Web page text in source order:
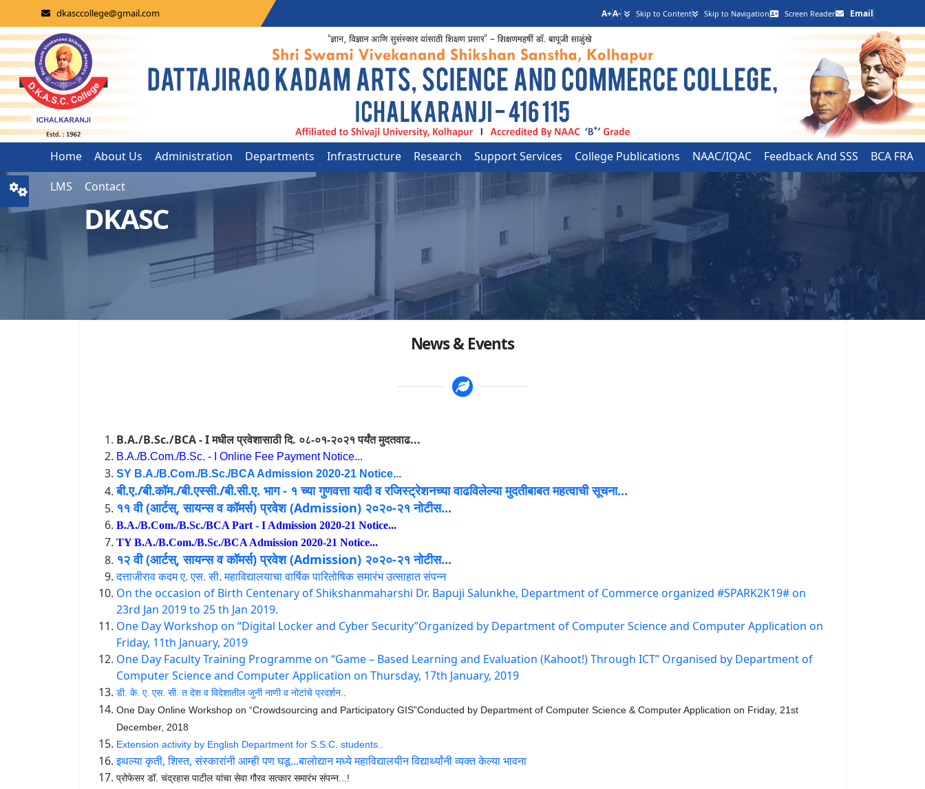
dkasccollege@gmail.com A+A- Skip to Content Skip to Navigation Screen Reader Email
Home About Us Administration Departments Infrastructure Research Support Services College Publications NAAC/IQAC Feedback And SSS
BCA FRA
LMS
Contact
DKASC
News & Events
B.A./B.Sc./BCA - I मधील प्रवेशासाठी दि. ०८-०१-२०२१ पर्यंत मुदतवाढ...
B.A./B.Com./B.Sc. - I Online Fee Payment Notice...
SY B.A./B.Com./B.Sc./BCA Admission 2020-21 Notice...
बी.ए./बी.कॉम./बी.एस्सी./बी.सी.ए. भाग - १ च्या गुणवत्ता यादी व रजिस्ट्रेशनच्या वाढविलेल्या मुदतीबाबत महत्वाची सूचना...
११ वी (आर्टस्, सायन्स व कॉमर्स) प्रवेश (Admission) २०२०-२१ नोटीस...
B.A./B.Com./B.Sc./BCA Part - I Admission 2020-21 Notice...
TY B.A./B.Com./B.Sc./BCA Admission 2020-21 Notice...
१२ वी (आर्टस्, सायन्स व कॉमर्स) प्रवेश (Admission) २०२०-२१ नोटीस...
दत्ताजीराव कदम ए. एस. सी. महाविद्यालयाचा वार्षिक पारितोषिक समारंभ उत्साहात संपन्न
On the occasion of Birth Centenary of Shikshanmaharshi Dr. Bapuji Salunkhe, Department of Commerce organized #SPARK2K19# on
23rd Jan 2019 to 25 th Jan 2019.
One Day Workshop on “Digital Locker and Cyber Security”Organized by Department of Computer Science and Computer Application on
Friday, 11th January, 2019
One Day Faculty Training Programme on “Game – Based Learning and Evaluation (Kahoot!) Through ICT” Organised by Department of
Computer Science and Computer Application on Thursday, 17th January, 2019
डी. के. ए. एस. सी. त देश व विदेशातील जुनी नाणी व नोटांचे प्रदर्शन..
One Day Online Workshop on “Crowdsourcing and Participatory GIS”Conducted by Department of Computer Science & Computer Application on Friday, 21st
December, 2018
Extension activity by English Department for S.S.C. students..
इथल्या कृती, शिस्त, संस्कारांनी आम्ही पण घडू...बालोद्यान मध्ये महाविद्यालयीन विद्यार्थ्यांनी व्यक्त केल्या भावना
प्रोफेसर डॉ. चंद्रहास पाटील यांचा सेवा गौरव सत्कार समारंभ संपन्न...!